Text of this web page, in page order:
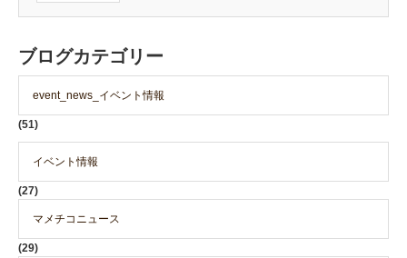
ブログカテゴリー
event_news_イベント情報
(51)
イベント情報
(27)
マメチコニュース
(29)